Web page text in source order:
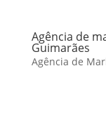
Agência de
Guimarães
Agência de